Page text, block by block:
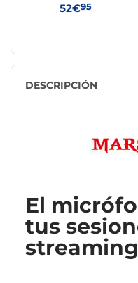
52€95
DESCRIPCIÓN
El
tus
streaming